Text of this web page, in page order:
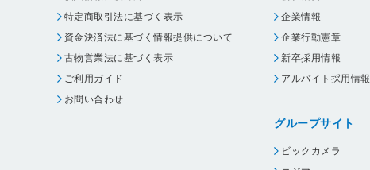
特定商取引法に基づく表示
資金決済法に基づく情報提供について
古物営業法に基づく表示
ご利用ガイド
お問い合わせ
企業情報
企業行動憲章
新卒採用情報
アルバイト採用情報
グループサイト
ビックカメラ